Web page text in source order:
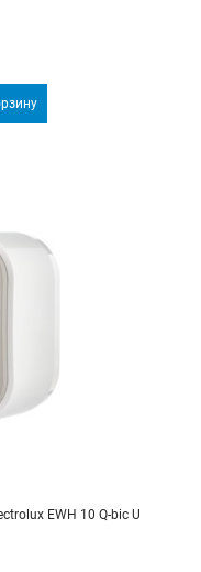
EWH 10 Q-bic U